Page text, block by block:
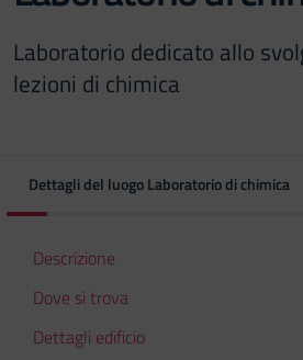
Laboratorio dedicato allo
lezioni di chimica
Dettagli del luogo Laboratorio di chimica
Descrizione
Dove si trova
Dettagli edificio